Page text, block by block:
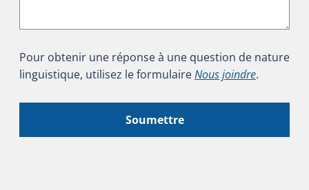
Pour obtenir une réponse à une question de nature
linguistique, utilisez le formulaireNous joindre.
Soumettre